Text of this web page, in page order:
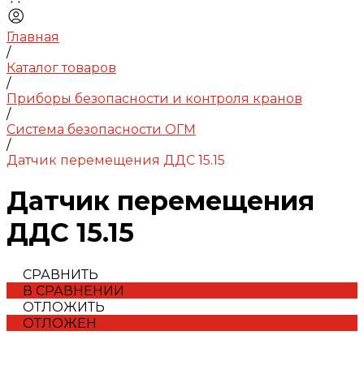
Главная
/
Каталог товаров
/
Приборы безопасности и контроля кранов
/
Система безопасности ОГМ
/
Датчик перемещения ДДС 15.15
Датчик перемещения
ДДС 15.15
СРАВНИТЬ
В СРАВНЕНИИ
ОТЛОЖИТЬ
ОТЛОЖЕН